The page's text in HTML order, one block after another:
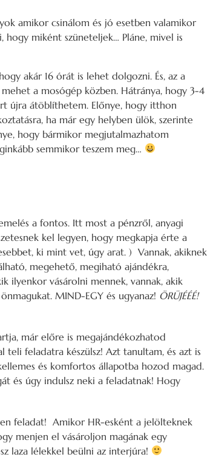
amikor csinálom és jó esetben valamikor
miként szüneteljek… Pláne, mivel is
akár 16 órát is lehet dolgozni. És, az a
a mosógép közben. Hátránya, hogy 3-4
újra átöblíthetem. Előnye, hogy itthon
ha már egy helyben ülök, szerinte
hogy bármikor megjutalmazhatom
semmikor teszem meg…
a fontos. Itt most a pénzről, anyagi
kel legyen, hogy megkapja érte a
ki mint vet, úgy arat. ) Vannak, akiknek
megehető, megiható ajándékra,
ilyenkor vásárolni mennek, vannak, akik
MIND-EGY és ugyanaz! ÖRÜJÉÉÉ!
már előre is megajándékozhatod
teli feladatra készülsz! Azt tanultam, és azt is
és komfortos állapotba hozod magad.
és úgy indulsz neki a feladatnak! Hogy
feladat! Amikor HR-esként a jelölteknek
menjen el vásároljon magának egy
laza lélekkel beülni az interjúra!